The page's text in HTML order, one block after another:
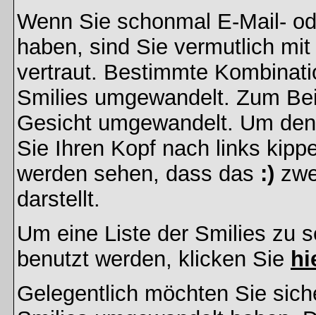
Wenn Sie schonmal E-Mail-
haben, sind Sie vermutlich
vertraut. Bestimmte
Smilies umgewandelt. Zum
Gesicht umgewandelt. Um
Sie Ihren Kopf nach links
werden sehen, dass das :)
darstellt.
Um eine Liste der Smilies zu
benutzt werden, klicken Sie
Gelegentlich möchten Sie